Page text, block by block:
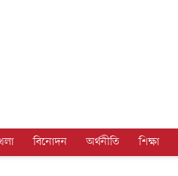
বিনোদন অর্থনীতি শিক্ষা